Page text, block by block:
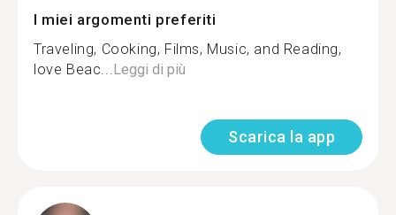
I miei argomenti preferiti
Traveling, Cooking, Films, Music, and Reading,
love Beac...Leggi di più
Scarica la app